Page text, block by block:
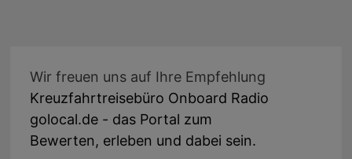
Wir freuen uns auf Ihre Empfehlung
Kreuzfahrtreisebüro Onboard Radio
golocal.de - das Portal zum
Bewerten, erleben und dabei sein.